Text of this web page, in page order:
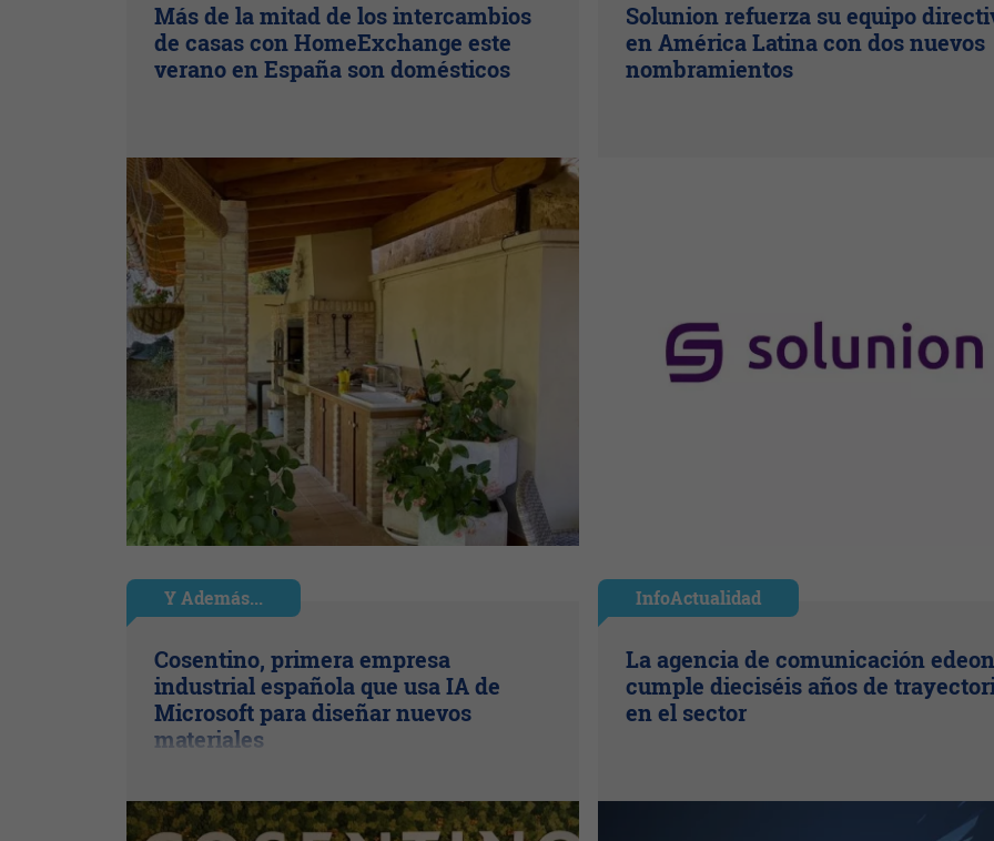
Más de la mitad de los intercambios
de casas con HomeExchange este
verano en España son domésticos
Solunion refuerza su equipo
en América Latina con dos nuevos
nombramientos
Y Además...
Cosentino, primera empresa
industrial española que usa IA de
Microsoft para diseñar nuevos
materiales
InfoActualidad
La agencia de comunicación edeon
cumple dieciséis años de
en el sector